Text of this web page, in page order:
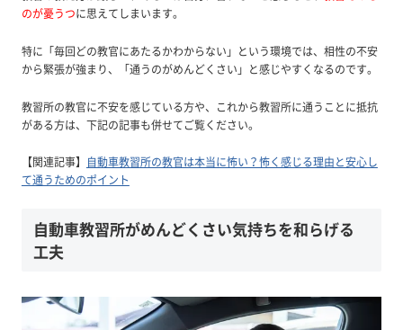
のが憂うつに思えてしまいます。
特に「毎回どの教官にあたるかわからない」という環境では、相性の不安
から緊張が強まり、「通うのがめんどくさい」と感じやすくなるのです。
教習所の教官に不安を感じている方や、これから教習所に通うことに抵抗
がある方は、下記の記事も併せてご覧ください。
【関連記事】 自動車教習所の教官は本当に怖い？怖く感じる理由と安心し
て通うためのポイント
自動車教習所がめんどくさい気持ちを和らげる
工夫